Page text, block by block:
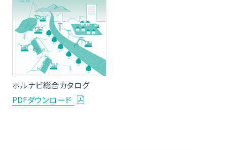
ホルナビ総合カタログ
PDFダウンロード